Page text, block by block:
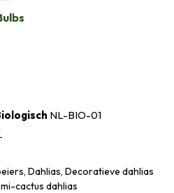
NL-BIO-01
Dahlias, Decoratieve dahlias
cactus dahlias